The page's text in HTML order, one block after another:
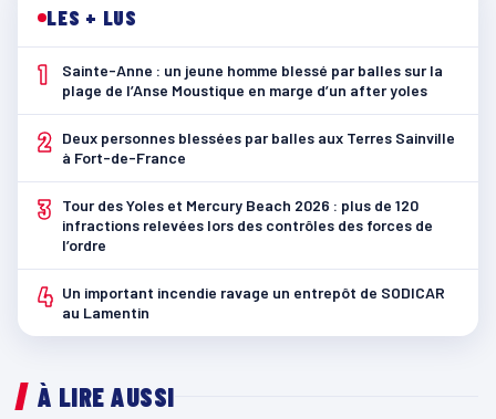
LES + LUS
1
Sainte-Anne : un jeune homme blessé par balles sur la
plage de l’Anse Moustique en marge d’un after yoles
2
Deux personnes blessées par balles aux Terres Sainville
à Fort-de-France
3
Tour des Yoles et Mercury Beach 2026 : plus de 120
infractions relevées lors des contrôles des forces de
l’ordre
4 Un important incendie ravage un entrepôt de SODICAR
au Lamentin
À LIRE AUSSI